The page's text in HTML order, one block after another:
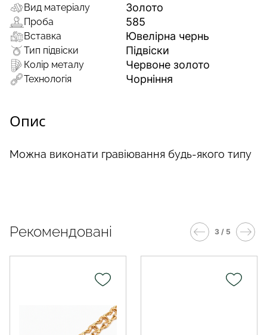
Вид матеріалу Золото
Проба 585
Вставка Ювелірна чернь
Тип підвіски Підвіски
Колір металу Червоне золото
Технологія Чорніння
Опис
Можна виконати гравіювання будь-якого типу
Рекомендовані 3 / 5